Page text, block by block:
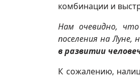
комбинации и
Нам очевидно,
поселения на Луне,
в развитии
К сожалению,